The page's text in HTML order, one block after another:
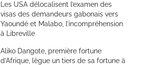
Les USA délocalisent l’examen des
visas des demandeurs gabonais vers
Yaoundé et Malabo, l’incompréhension
à Libreville
Aliko Dangote, première fortune
d’Afrique, lègue un tiers de sa fortune à